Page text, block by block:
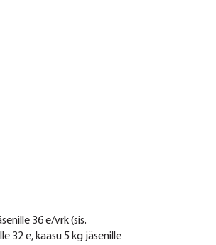
36 e/vrk (sis.
32 e, kaasu 5 kg jäsenille